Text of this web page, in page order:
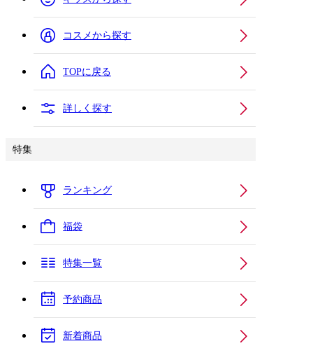
コスメから探す
TOPに戻る
詳しく探す
特集
ランキング
福袋
特集一覧
予約商品
新着商品